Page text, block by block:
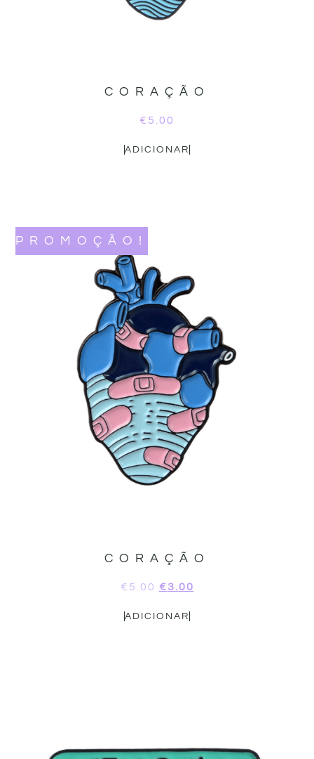
CORAÇÃO
€ 5.00
ADICIONAR
PROMOÇÃO!
CORAÇÃO
€ 5.00 €3.00
ADICIONAR